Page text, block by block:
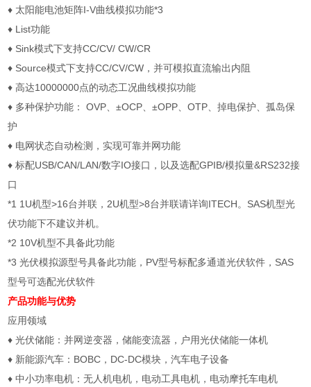
♦ 太阳能电池矩阵I-V曲线模拟功能*3
♦ List功能
♦ Sink模式下支持CC/CV/ CW/CR
♦ Source模式下支持CC/CV/CW ，并可模拟直流输出内阻
♦ 高达10000000点的动态工况曲线模拟功能
♦ 多种保护功能： OVP 、±OCP 、±OPP 、OTP 、掉电保护、孤岛保
护
♦ 电网状态自动检测，实现可靠并网功能
♦ 标配USB/CAN/LAN/数字IO接口，以及选配GPIB/模拟量&RS232接
口
*1 1U机型>16台并联， 2U机型>8台并联请详询ITECH。 SAS机型光
伏功能下不建议并机。
*2 10V机型不具备此功能
*3光伏模拟源型号具备此功能， PV型号标配多通道光伏软件， SAS
型号可选配光伏软件
产品功能与优势
应用领域
♦ 光伏储能：并网逆变器，储能变流器，户用光伏储能一体机
♦ 新能源汽车： BOBC ， DC-DC模块，汽车电子设备
♦ 中小功率电机：无人机电机，电动工具电机，电动摩托车电机